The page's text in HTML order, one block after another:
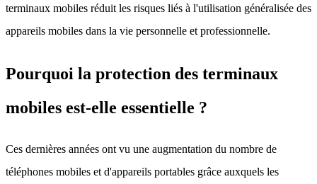
terminaux mobiles réduit les risques liés à l'utilisation généralisée des
appareils mobiles dans la vie personnelle et professionnelle.
Pourquoi la protection des terminaux
mobiles est-elle essentielle ?
Ces dernières années ont vu une augmentation du nombre de
téléphones mobiles et d'appareils portables grâce auxquels les